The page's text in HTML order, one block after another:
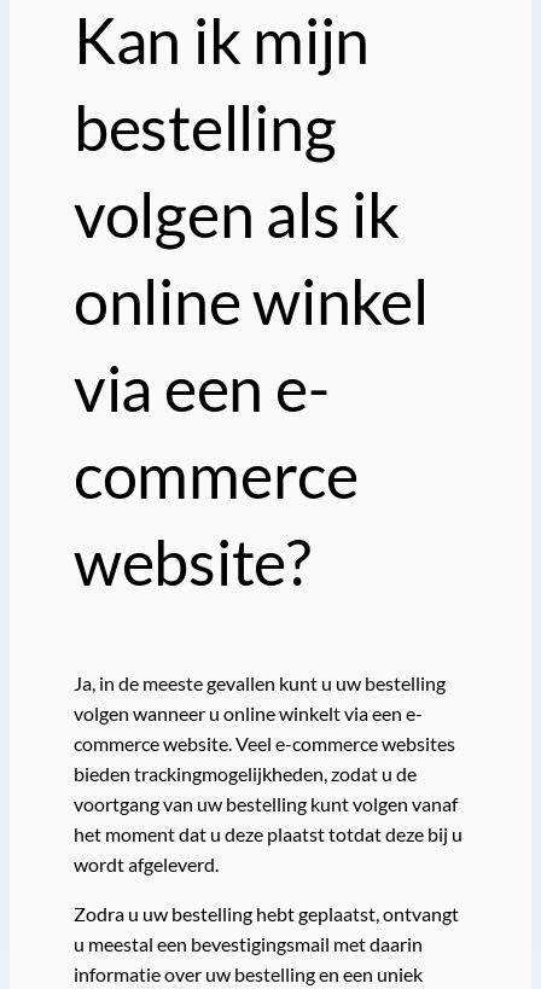
Kan ik mijn
bestelling
volgen als ik
online winkel
via een e-
commerce
website?
Ja, in de meeste gevallen kunt u uw bestelling
volgen wanneer u online winkelt via een e-
commerce website. Veel e-commerce websites
bieden trackingmogelijkheden, zodat u de
voortgang van uw bestelling kunt volgen vanaf
het moment dat u deze plaatst totdat deze bij u
wordt afgeleverd.
Zodra u uw bestelling hebt geplaatst, ontvangt
u meestal een bevestigingsmail met daarin
informatie over uw bestelling en een uniek